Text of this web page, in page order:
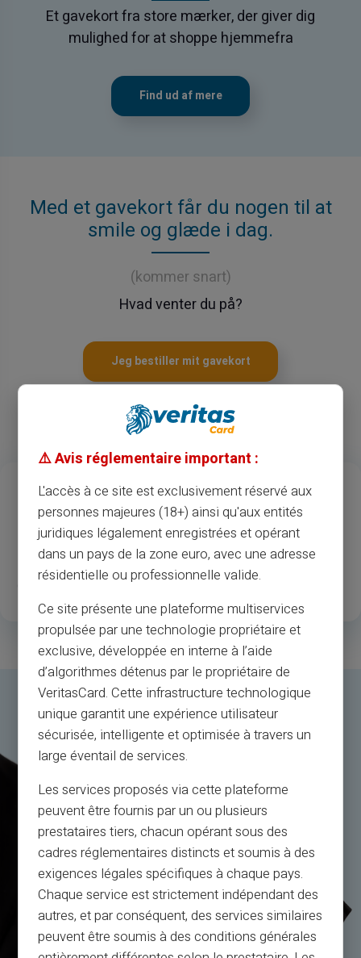
Et gavekort fra store mærker, der giver dig
mulighed for at shoppe hjemmefra
Find ud af mere
Med et gavekort får du nogen til at
smile og glæde i dag.
(kommer snart)
Hvad venter du på?
Jeg bestiller mit gavekort
13
Års erfaring
37M
Merchants & ATM accept
1.3M
Glade registrerede kunder
35
⚠️ Avis réglementaire important :
L'accès à ce site est exclusivement réservé aux
personnes majeures (18+) ainsi qu'aux entités
juridiques légalement enregistrées et opérant
dans un pays de la zone euro, avec une adresse
résidentielle ou professionnelle valide.
Ce site présente une plateforme multiservices
propulsée par une technologie propriétaire et
exclusive, développée en interne à l’aide
d’algorithmes détenus par le propriétaire de
VeritasCard. Cette infrastructure technologique
unique garantit une expérience utilisateur
sécurisée, intelligente et optimisée à travers un
large éventail de services.
Les services proposés via cette plateforme
peuvent être fournis par un ou plusieurs
prestataires tiers, chacun opérant sous des
cadres réglementaires distincts et soumis à des
exigences légales spécifiques à chaque pays.
Chaque service est strictement indépendant des
autres, et par conséquent, des services similaires
peuvent être soumis à des conditions générales